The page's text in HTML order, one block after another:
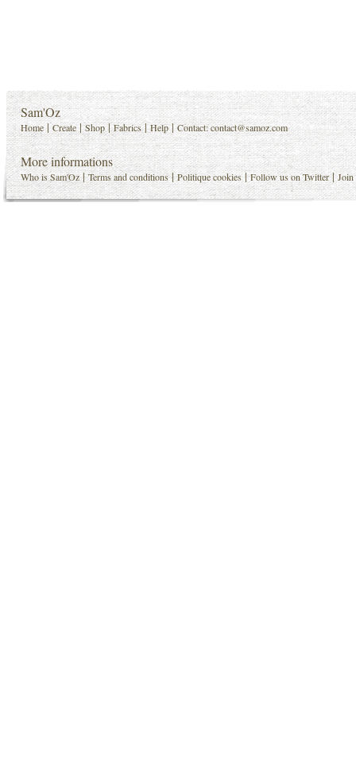
Sam'Oz
Home |Create |Shop |Fabrics |Help |Contact:contact@samoz.com
More informations
Who is Sam'Oz |Terms and conditions |Politique cookies |Follow us on Twitter |Join